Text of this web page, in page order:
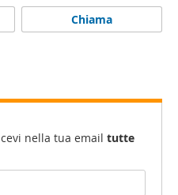
Chiama
nella tua email tutte